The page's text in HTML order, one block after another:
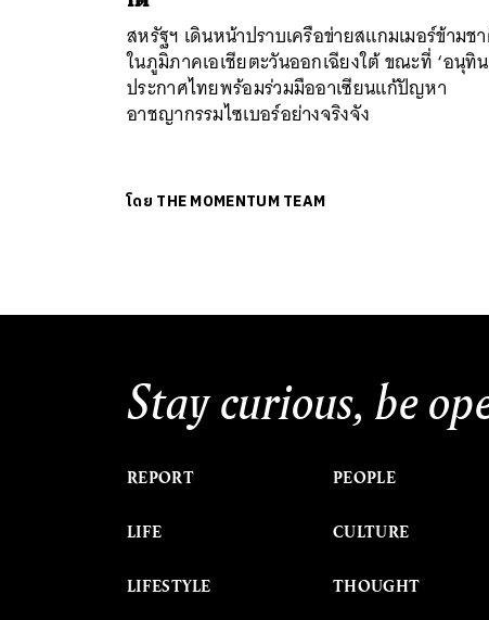
สหรัฐฯ เดินหน้าปราบเครือข่ายสแกมเมอร์ข้ามช
ในภูมิภาคเอเชียตะวันออกเฉียงใต้ ขณะที่ ‘อนุทิน
ประกาศไทยพร้อมร่วมมืออาเซียนแก้ปัญหา
อาชญากรรมไซเบอร์อย่างจริงจัง
โดย THE MOMENTUM TEAM
Stay curious, be
REPORT
LIFE
LIFESTYLE
PEOPLE
CULTURE
THOUGHT